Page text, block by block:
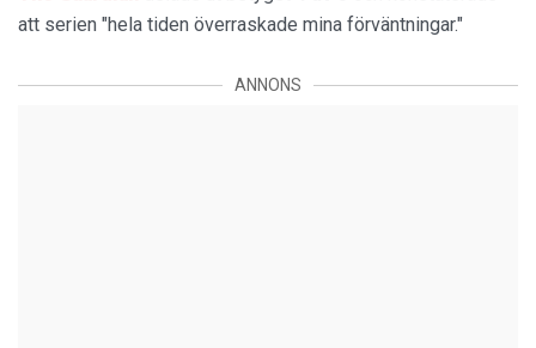
att serien "hela tiden överraskade mina förväntningar."
ANNONS